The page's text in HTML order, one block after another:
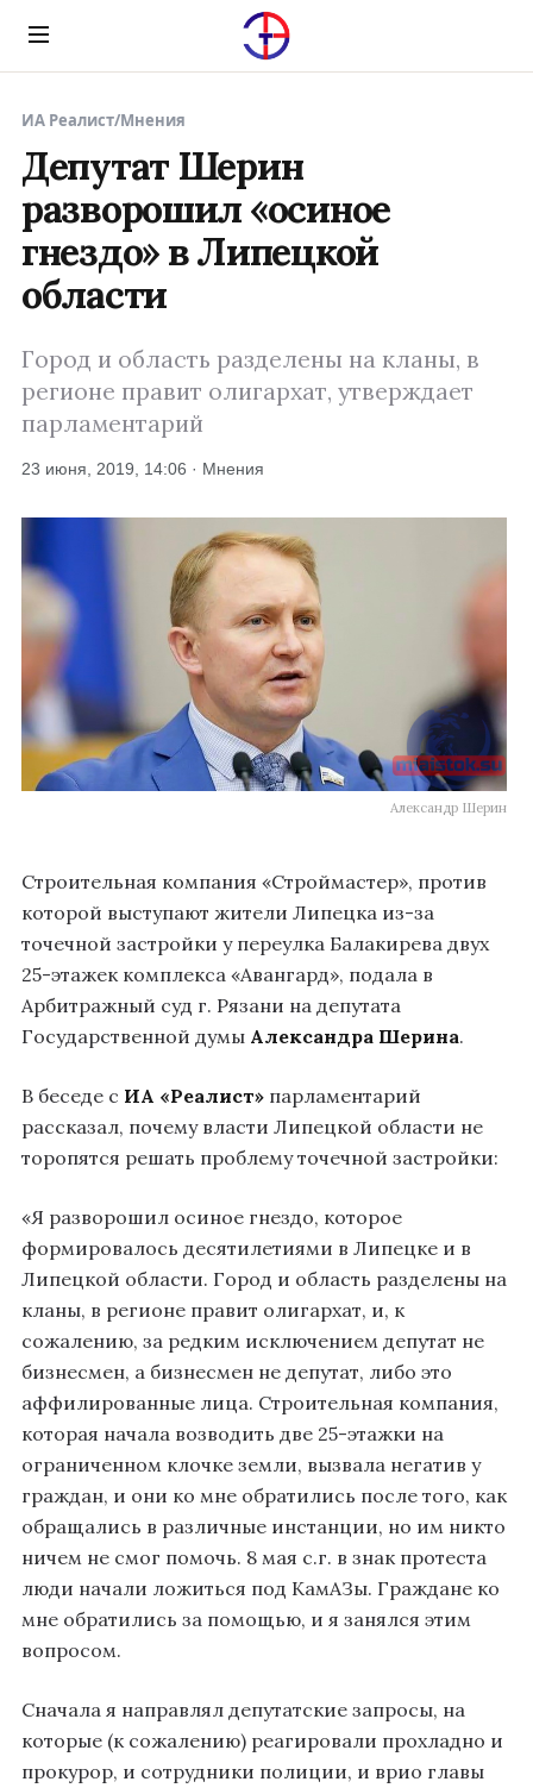
Menu
ИА Реалист/Мнения
Депутат Шерин
разворошил «осиное
гнездо» в Липецкой
области
Город и область разделены на кланы, в
регионе правит олигархат, утверждает
парламентарий
23 июня, 2019, 14:06 · Мнения
Александр Шерин
Строительная компания «Строймастер», против
которой выступают жители Липецка из-за
точечной застройки у переулка Балакирева двух
25-этажек комплекса «Авангард», подала в
Арбитражный суд г. Рязани на депутата
Государственной думы Александра Шерина.
В беседе с ИА «Реалист» парламентарий
рассказал, почему власти Липецкой области не
торопятся решать проблему точечной застройки:
«Я разворошил осиное гнездо, которое
формировалось десятилетиями в Липецке и в
Липецкой области. Город и область разделены на
кланы, в регионе правит олигархат, и, к
сожалению, за редким исключением депутат не
бизнесмен, а бизнесмен не депутат, либо это
аффилированные лица. Строительная компания,
которая начала возводить две 25-этажки на
ограниченном клочке земли, вызвала негатив у
граждан, и они ко мне обратились после того, как
обращались в различные инстанции, но им никто
ничем не смог помочь. 8 мая с.г. в знак протеста
люди начали ложиться под КамАЗы. Граждане ко
мне обратились за помощью, и я занялся этим
вопросом.
Сначала я направлял депутатские запросы, на
которые (к сожалению) реагировали прохладно и
прокурор, и сотрудники полиции, и врио главы